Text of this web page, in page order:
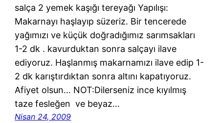
salça 2 yemek kaşığı tereyağı Yapılışı:
Makarnayı haşlayıp süzeriz. Bir tencerede
yağımızı ve küçük doğradığımız sarımsakları
1-2 dk . kavurduktan sonra salçayı ilave
ediyoruz. Haşlanmış makarnamızı ilave edip 1-
2 dk karıştırdıktan sonra altını kapatıyoruz.
Afiyet olsun… NOT:Dilerseniz ince kıyılmış
taze fesleğen ve beyaz…
Nisan 24, 2009